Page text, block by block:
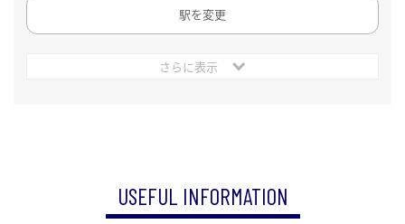
駅を変更
さらに表示
USEFUL INFORMATION